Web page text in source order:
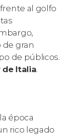
al golfo
de gran
de públicos.
de Italia.
época
rico legado